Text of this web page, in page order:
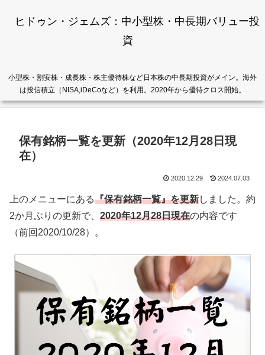
ヒドゥン・ジェムズ：中小型株・中長期バリュー投
資
小型株・割安株・成長株・株主優待株など日本株の中長期投資がメイン。海外
は投信積立（NISA,iDeCoなど）を利用。2020年から優待クロス開始。
保有銘柄一覧を更新（2020年12月28日現
在）
2020.12.29 2024.07.03
上のメニューにある『保有銘柄一覧』を更新しました。約
2か月ぶりの更新で、 2020年12月28日現在の内容です
（前回2020/10/28）。